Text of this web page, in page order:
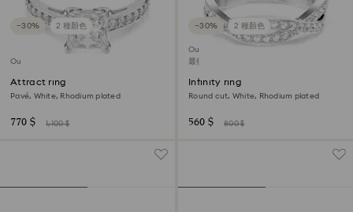
−30% 2 種顏色
Outlet
Attract ring
Pavé, White, Rhodium plated
770 $ 1,100 $
−30% 2 種顏色
Outlet
最後機會購買
Infinity ring
Round cut, White, Rhodium plated
560 $ 800 $